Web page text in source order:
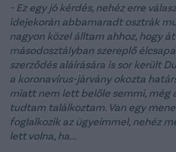
- Ez egy jó kérdés, nehéz erre
idejekorán abbamaradt osztrák
nagyon közel álltam ahhoz, hogy
másodosztályban szereplő
szerződés aláírására is sor került
a koronavírus-járvány okozta
miatt nem lett belőle semmi, még
tudtam találkoztam. Van egy
foglalkozik az ügyeimmel, nehéz
lett volna, ha...